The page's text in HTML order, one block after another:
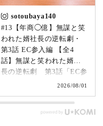
sotoubaya140
#13【年商◯億】無謀と笑
われた婿社長の逆転劇・
第3話 EC参入編 【全4
話】無謀と笑われた婿社
長の逆転劇 第3話「EC参
たやじ社長が下した決断
とは。▶ @sotoubaya140
2026/08/01